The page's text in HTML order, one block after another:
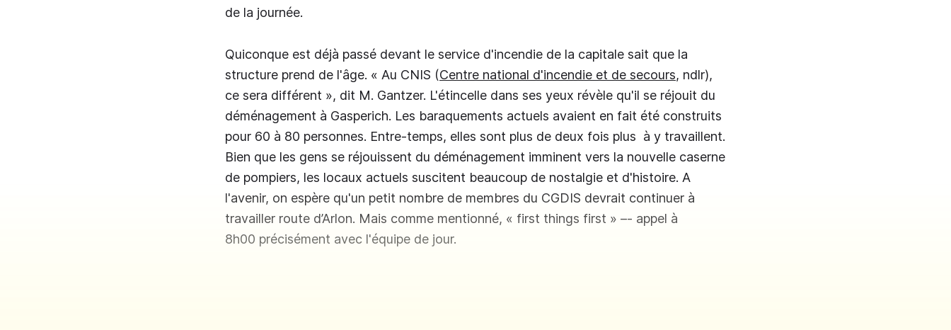
de la journée.
Quiconque est déjà passé devant le service d'incendie de la capitale sait que la
structure prend de l'âge. « Au CNIS (Centre national d'incendie et de secours, ndlr),
ce sera différent », dit M. Gantzer. L'étincelle dans ses yeux révèle qu'il se réjouit du
déménagement à Gasperich. Les baraquements actuels avaient en fait été construits
pour 60 à 80 personnes. Entre-temps, elles sont plus de deux fois plus à y travaillent.
Bien que les gens se réjouissent du déménagement imminent vers la nouvelle caserne
de pompiers, les locaux actuels suscitent beaucoup de nostalgie et d'histoire. A
l'avenir, on espère qu'un petit nombre de membres du CGDIS devrait continuer à
travailler route d’Arlon. Mais comme mentionné, « first things first » –- appel à
8h00 précisément avec l'équipe de jour.